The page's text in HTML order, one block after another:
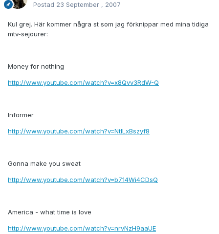
Postad 23 September , 2007
Kul grej. Här kommer några st som jag förknippar med mina tidiga
mtv-sejourer:
Money for nothing
http://www.youtube.com/watch?v=x8Qvv3RdW-Q
Informer
http://www.youtube.com/watch?v=NtILxBszyf8
Gonna make you sweat
http://www.youtube.com/watch?v=b714Wi4CDsQ
America - what time is love
http://www.youtube.com/watch?v=nrvNzH9aaUE